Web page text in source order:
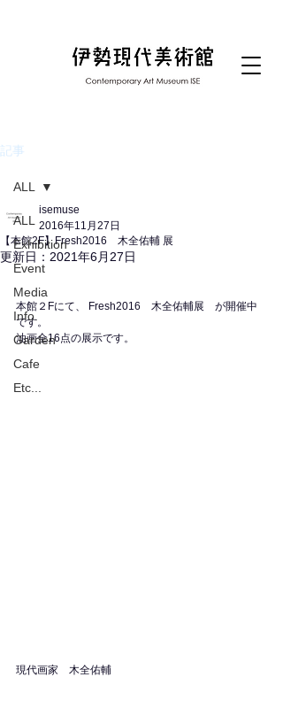
記事
ALL
Exhibition
Event
Media
Info.
Garden
Cafe
Etc...
ALL
【本館2F】Fresh2016 木全佑輔 展
isemuse
2016年11月27日
更新日： 2021年6月27日
本館２Fにて、 Fresh2016　木全佑輔展　が開催中
です。
油画全16点の展示です。
現代画家　木全佑輔